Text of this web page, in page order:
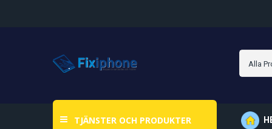
TJÄNSTER OCH PRODUKTER